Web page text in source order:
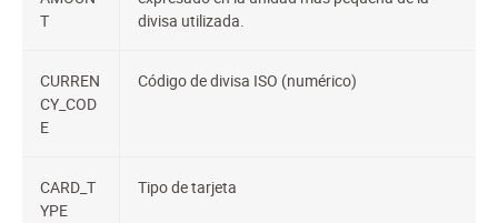
T
divisa utilizada.
CURREN
CY_COD
E
Código de divisa ISO (numérico)
CARD_T
YPE
Tipo de tarjeta